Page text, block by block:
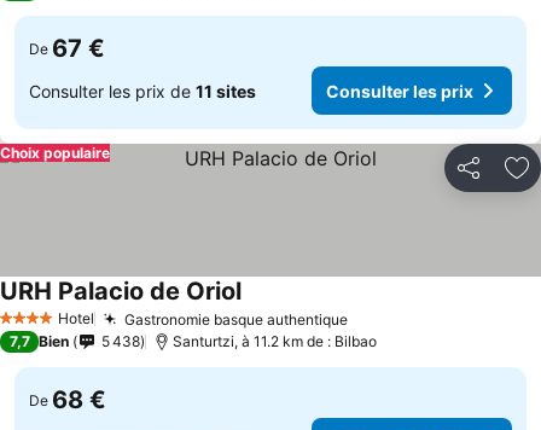
De 67 €
Consulter les prix de 11 sites Consulter les prix
Partager
Choix populaire
4 Étoiles Hotel Gastronomie basque authentiqueConsulter les prix
URH Palacio de OriolConsulter les prix
7,7 Bien 5 438 Santurtzi, à 11.2 km de : Bilbao
De 68 €